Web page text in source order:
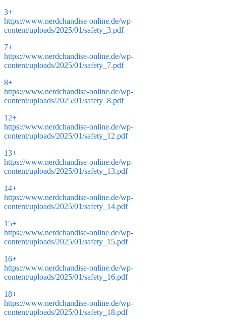
3+
https://www.nerdchandise-online.de/wp-
content/uploads/2025/01/safety_3.pdf
7+
https://www.nerdchandise-online.de/wp-
content/uploads/2025/01/safety_7.pdf
8+
https://www.nerdchandise-online.de/wp-
content/uploads/2025/01/safety_8.pdf
12+
https://www.nerdchandise-online.de/wp-
content/uploads/2025/01/safety_12.pdf
13+
https://www.nerdchandise-online.de/wp-
content/uploads/2025/01/safety_13.pdf
14+
https://www.nerdchandise-online.de/wp-
content/uploads/2025/01/safety_14.pdf
15+
https://www.nerdchandise-online.de/wp-
content/uploads/2025/01/safety_15.pdf
16+
https://www.nerdchandise-online.de/wp-
content/uploads/2025/01/safety_16.pdf
18+
https://www.nerdchandise-online.de/wp-
content/uploads/2025/01/safety_18.pdf